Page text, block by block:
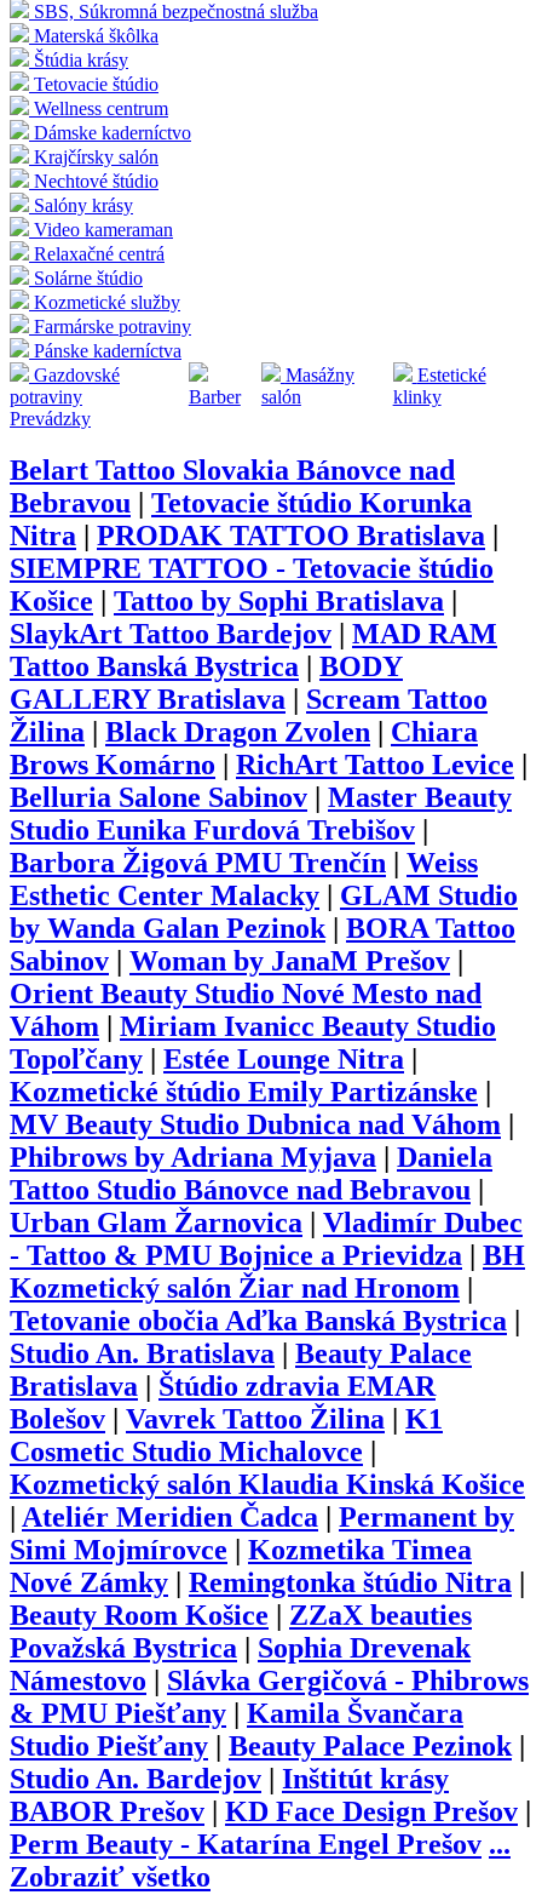
SBS, Súkromná bezpečnostná služba
Materská škôlka
Štúdia krásy
Tetovacie štúdio
Wellness centrum
Dámske kaderníctvo
Krajčírsky salón
Nechtové štúdio
Salóny krásy
Video kameraman
Relaxačné centrá
Solárne štúdio
Kozmetické služby
Farmárske potraviny
Pánske kaderníctva
Gazdovské
potraviny
Barber
Masážny
salón
Estetické
klinky
Prevádzky
Belart Tattoo Slovakia Bánovce nad
Bebravou
Tetovacie štúdio Korunka
Nitra
PRODAK TATTOO Bratislava
SIEMPRE TATTOO - Tetovacie štúdio
Košice
Tattoo by Sophi Bratislava
SlaykArt Tattoo Bardejov
MAD RAM
Tattoo Banská Bystrica
BODY
GALLERY Bratislava
Scream Tattoo
Žilina
Black Dragon Zvolen
Chiara
Brows Komárno
RichArt Tattoo Levice
Belluria Salone Sabinov
Master Beauty
Studio Eunika Furdová Trebišov
Barbora Žigová PMU Trenčín
Weiss
Esthetic Center Malacky
GLAM Studio
by Wanda Galan Pezinok| BORA Tattoo
Sabinov
Woman by JanaM Prešov
Orient Beauty Studio Nové Mesto nad
Váhom
Miriam Ivanicc Beauty Studio
Topoľčany
Estée Lounge Nitra
Kozmetické štúdio Emily Partizánske
MV Beauty Studio Dubnica nad Váhom
Phibrows by Adriana Myjava
Daniela
Tattoo Studio Bánovce nad Bebravou
Urban Glam Žarnovica
Vladimír Dubec
- Tattoo & PMU Bojnice a Prievidza
BH
Kozmetický salón Žiar nad Hronom
Tetovanie obočia Aďka Banská Bystrica
Studio An. Bratislava
Beauty Palace
Bratislava
Štúdio zdravia EMAR
Bolešov
Vavrek Tattoo Žilina
K1
Cosmetic Studio Michalovce
Kozmetický salón Klaudia Kinská Košice
Ateliér Meridien Čadca
Permanent by
Simi Mojmírovce
Kozmetika Timea
Nové Zámky
Remingtonka štúdio Nitra
Beauty Room Košice
ZZaX beauties
Považská Bystrica
Sophia Drevenak
Námestovo
Slávka Gergičová - Phibrows
& PMU Piešťany
Kamila Švančara
Studio Piešťany
Beauty Palace Pezinok|
Studio An. Bardejov
Inštitút krásy
BABOR Prešov
KD Face Design Prešov
Perm Beauty - Katarína Engel Prešov ...
Zobraziť všetko